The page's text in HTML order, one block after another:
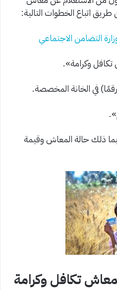
التضامن الاجتماعي
ذلك حالة المعاش وقيمة
تكافل وكرامة